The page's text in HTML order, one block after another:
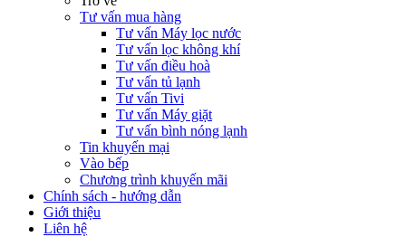
Tư vấn mua hàng
Tư vấn Máy lọc nước
Tư vấn lọc không khí
Tư vấn điều hoà
Tư vấn tủ lạnh
Tư vấn Tivi
Tư vấn Máy giặt
Tư vấn bình nóng lạnh
Tin khuyến mại
Vào bếp
Chương trình khuyến mãi
Chính sách - hướng dẫn
Giới thiệu
Liên hệ